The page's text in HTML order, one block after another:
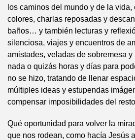
los caminos del mundo y de la
colores, charlas reposadas y
baños… y también lecturas y
silenciosa, viajes y encuentros de
amistades, veladas de sobremesa y
nada o quizás horas y días para
no se hizo, tratando de llenar
múltiples ideas y estupendas
compensar imposibilidades del
Qué oportunidad para volver la
que nos rodean, como hacía Jesús